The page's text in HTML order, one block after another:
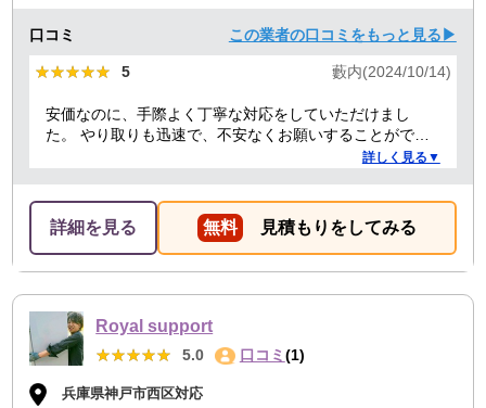
口コミ この業者の口コミをもっと見る▶
★★★★★
★★★★★ 5 藪内(2024/10/14)
安価なのに、手際よく丁寧な対応をしていただけまし
た。 やり取りも迅速で、不安なくお願いすることができ
詳しく見る▼
詳細を見る 無料 見積もりをしてみる
Royal support
★★★★★
★★★★★ 5.0 口コミ (1)
兵庫県神戸市西区対応